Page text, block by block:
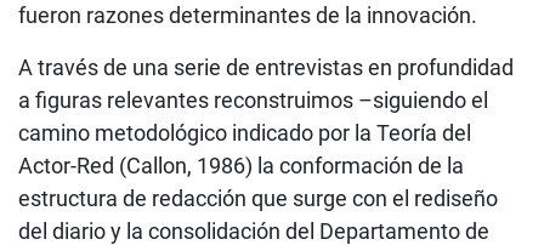
fueron razones determinantes de la innovación.
A través de una serie de entrevistas en profundidad
a figuras relevantes reconstruimos –siguiendo el
camino metodológico indicado por la Teoría del
Actor-Red (Callon, 1986) la conformación de la
estructura de redacción que surge con el rediseño
del diario y la consolidación del Departamento de